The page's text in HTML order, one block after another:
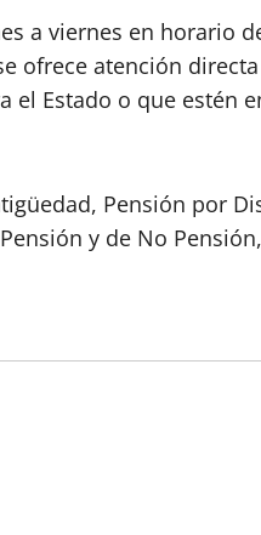
a viernes en horario
ofrece atención
el Estado o que estén
Pensión por
y de No